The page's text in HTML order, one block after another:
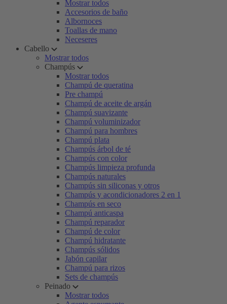
Mostrar todos
Accesorios de baño
Albornoces
Toallas de mano
Neceseres
Cabello
Mostrar todos
Champús
Mostrar todos
Champú de queratina
Pre champú
Champú de aceite de argán
Champú suavizante
Champú voluminizador
Champú para hombres
Champú plata
Champús árbol de té
Champús con color
Champús limpieza profunda
Champús naturales
Champús sin siliconas y otros
Champús y acondicionadores 2 en 1
Champús en seco
Champú anticaspa
Champú reparador
Champú de color
Champú hidratante
Champús sólidos
Jabón capilar
Champú para rizos
Sets de champús
Peinado
Mostrar todos